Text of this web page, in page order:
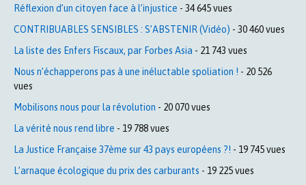
Réflexion d’un citoyen face à l’injustice - 34 645 vues
CONTRIBUABLES SENSIBLES : S’ABSTENIR (Vidéo) - 30 460 vues
La liste des Enfers Fiscaux, par Forbes Asia - 21 743 vues
Nous n’échapperons pas à une inéluctable spoliation ! - 20 526
vues
Mobilisons nous pour la révolution - 20 070 vues
La vérité nous rend libre - 19 788 vues
La Justice Française 37ème sur 43 pays européens ?! - 19 745 vues
L’arnaque écologique du prix des carburants - 19 225 vues